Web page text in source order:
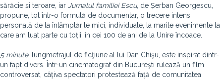
sărăcie și teroare, iar Jurnalul familiei Escu, de Șerban Georgescu,
propune, tot într-o formulă de documentar, o trecere intens
personală de la întâmplările mici, individuale, la marile evenimente la
care am luat parte cu toții, în cei 100 de ani de la Unire încoace.
5 minute, lungmetrajul de ficţiune al lui Dan Chişu, este inspirat dintr-
un fapt divers. Într-un cinematograf din Bucureşti rulează un film
controversat, câţiva spectatori protestează faţă de comunitatea